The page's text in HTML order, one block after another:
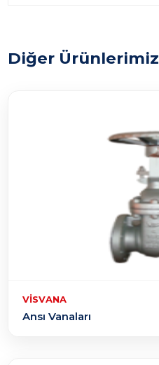
Diğer Ürünlerimiz
VISVANA
Ansı Vanaları